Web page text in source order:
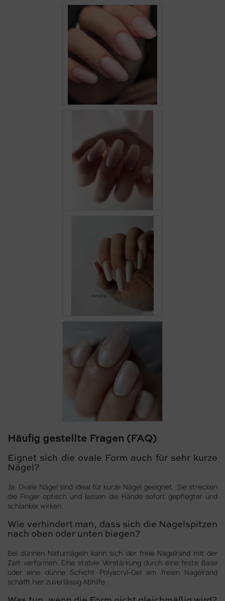
Häufig gestellte Fragen (FAQ)
Eignet sich die ovale Form auch für sehr kurze
Nägel?
Ja. Ovale Nägel sind ideal für kurze Nägel geeignet. Sie strecken
die Finger optisch und lassen die Hände sofort gepflegter und
schlanker wirken.
Wie verhindert man, dass sich die Nagelspitzen
nach oben oder unten biegen?
Bei dünnen Naturnägeln kann sich der freie Nagelrand mit der
Zeit verformen. Eine stabile Verstärkung durch eine feste Base
oder eine dünne Schicht Polyacryl-Gel am freien Nagelrand
schafft hier zuverlässig Abhilfe.